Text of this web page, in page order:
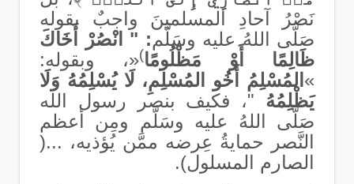
نَصْرُ آحادِ المسلمينَ واجبٌ بقوله
صَلَّى اللهُ عليه وسَلَّم: " انْصُرْ أَخَاكَ
ظَالِمًا أَوْ مَظْلُومًا »( ، وبقوله:
« المُسْلِمُ أَخُو المُسْلِمِ، لَا يُسْلِمُهُ وَلَا
يَظْلِمُهُ "، فكيف بنصر رسول الله
صَلَّى اللهُ عليه وسَلَّم ومِن أعظم
النَّصر حمايةُ عِرضه ممَّن يُؤذيه، ...(
الصارم المسلول).